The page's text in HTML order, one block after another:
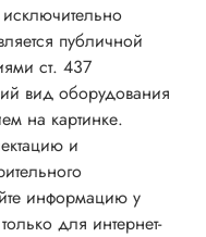
публичной
ст. 437
вид оборудования
на картинке.
и
информацию у
для интернет-